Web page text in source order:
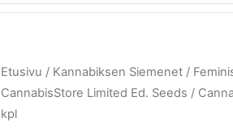
Etusivu / Kannabiksen Siemenet /
CannabisStore Limited Ed. Seeds /
kpl
CannabisStore
Limited
Ed.